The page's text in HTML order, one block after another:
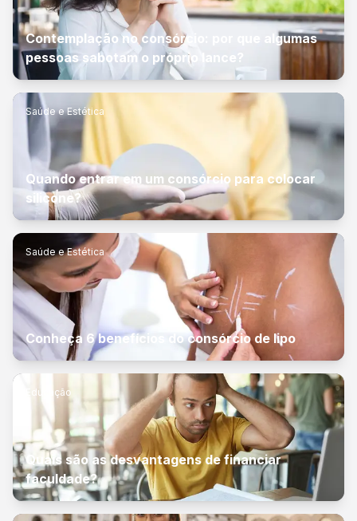
Contemplação no consórcio: por que algumas
pessoas sabotam o próprio lance?
Saúde e Estética
Quando entrar em um consórcio para colocar
silicone?
Saúde e Estética
Conheça 6 benefícios do consórcio de lipo
Educação
Quais são as desvantagens de financiar
faculdade?